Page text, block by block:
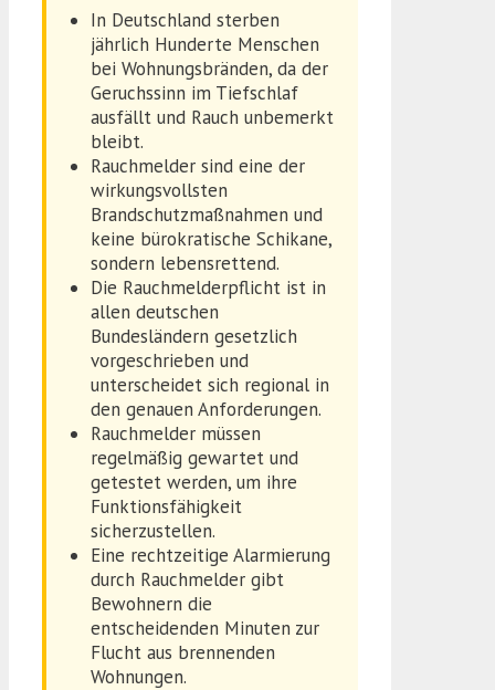
In Deutschland sterben
jährlich Hunderte Menschen
bei Wohnungsbränden, da der
Geruchssinn im Tiefschlaf
ausfällt und Rauch unbemerkt
bleibt.
Rauchmelder sind eine der
wirkungsvollsten
Brandschutzmaßnahmen und
keine bürokratische Schikane,
sondern lebensrettend.
Die Rauchmelderpflicht ist in
allen deutschen
Bundesländern gesetzlich
vorgeschrieben und
unterscheidet sich regional in
den genauen Anforderungen.
Rauchmelder müssen
regelmäßig gewartet und
getestet werden, um ihre
Funktionsfähigkeit
sicherzustellen.
Eine rechtzeitige Alarmierung
durch Rauchmelder gibt
Bewohnern die
entscheidenden Minuten zur
Flucht aus brennenden
Wohnungen.